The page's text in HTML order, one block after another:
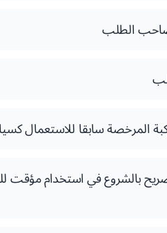
الطلب
المرخصة سابقا للاستعمال
بالشروع في استخدام مؤقت